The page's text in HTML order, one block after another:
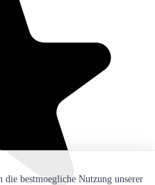
bestmoegliche Nutzung unserer